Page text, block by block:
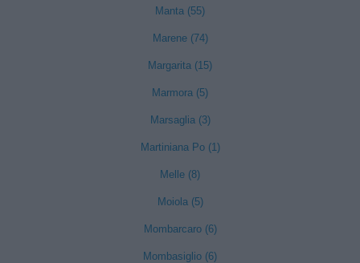
Manta (55)
Marene (74)
Margarita (15)
Marmora (5)
Marsaglia (3)
Martiniana Po (1)
Melle (8)
Moiola (5)
Mombarcaro (6)
Mombasiglio (6)